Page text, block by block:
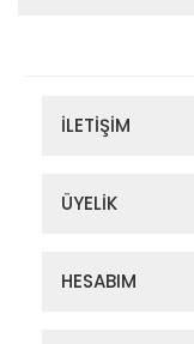
İLETİŞİM
ÜYELİK
HESABIM